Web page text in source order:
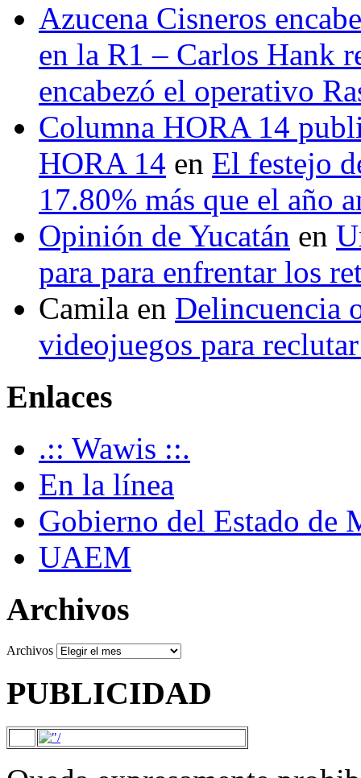
Azucena Cisneros
en la R1 – Carlos Hank
encabezó el operativo
Columna HORA 14
HORA 14 en El festejo
17.80% más que el año
Opinión de Yucatán en
para para enfrentar los
Camila en Delincuencia
videojuegos para
Enlaces
.:: Wawis ::.
En la línea
Gobierno del Estado de
UAEM
Archivos
Archivos
PUBLICIDAD